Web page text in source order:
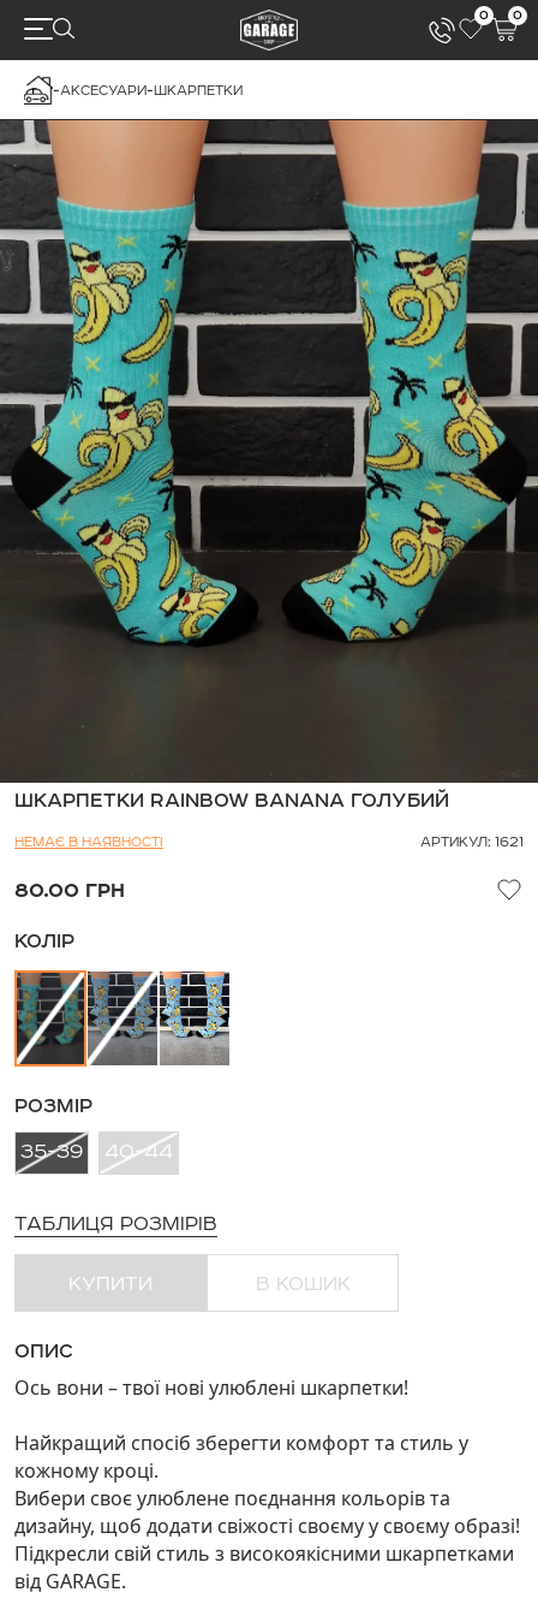
0 0
-АКСЕСУАРИ-ШКАРПЕТКИ
ШКАРПЕТКИ RAINBOW BANANA ГОЛУБИЙ
НЕМАЄ В НАЯВНОСТІ АРТИКУЛ: 1621
80.00 ГРН
КОЛІР
РОЗМІР
35-39
40-44
ТАБЛИЦЯ РОЗМІРІВ
КУПИТИ В КОШИК
ОПИС
Ось вони – твої нові улюблені шкарпетки!
Найкращий спосіб зберегти комфорт та стиль у
кожному кроці.
Вибери своє улюблене поєднання кольорів та
дизайну, щоб додати свіжості своєму у своєму образі!
Підкресли свій стиль з високоякісними шкарпетками
від GARAGE.